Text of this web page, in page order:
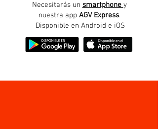
Necesitarás un smartphone y
nuestra app AGV Express.
Disponible en Android e iOS